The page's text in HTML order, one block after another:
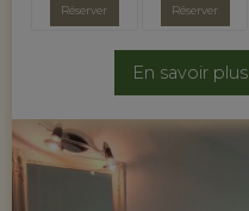
Réserver Réserver
En savoir plus